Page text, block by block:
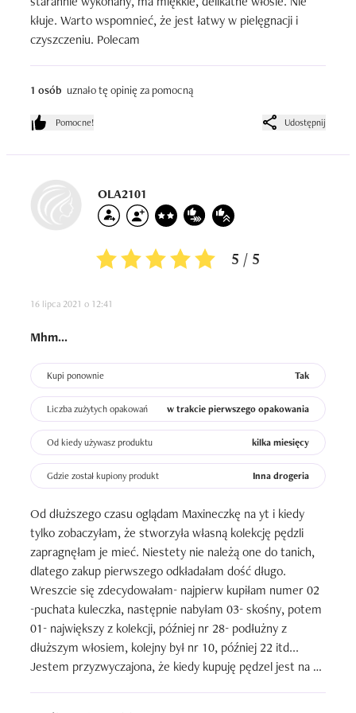
kłuje. Warto wspomnieć, że jest łatwy w pielęgnacji i
czyszczeniu. Polecam
1 osób uznało tę opinię za pomocną
Pomocne! Udostępnij
OLA2101
5 / 5
16 lipca 2021 o 12:41
Mhm...
Kupi ponownie Tak
Liczba zużytych opakowań w trakcie pierwszego opakowania
Od kiedy używasz produktu kilka miesięcy
Gdzie został kupiony produkt Inna drogeria
Od dłuższego czasu oglądam Maxineczkę na yt i kiedy
tylko zobaczyłam, że stworzyła własną kolekcję pędzli
zapragnęłam je mieć. Niestety nie należą one do tanich,
dlatego zakup pierwszego odkładałam dość długo.
Wreszcie się zdecydowałam- najpierw kupiłam numer 02
-puchata kuleczka, następnie nabyłam 03- skośny, potem
01- największy z kolekcji, później nr 28- podłużny z
dłuższym włosiem, kolejny był nr 10, później 22 itd...
Jestem przyzwyczajona, że kiedy kupuję pędzel jest na